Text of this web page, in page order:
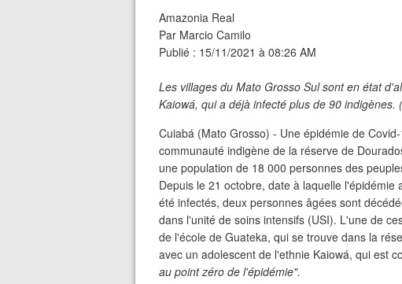
Amazonia Real
Par Marcio Camilo
Publié : 15/11/2021 à 08:26 AM
Les villages du Mato Grosso Sul sont en état
Kaiowá, qui a déjà infecté plus de 90 indigènes.
Cuiabá (Mato Grosso) - Une épidémie de
communauté indigène de la réserve de
une population de 18 000 personnes des
Depuis le 21 octobre, date à laquelle
été infectés, deux personnes âgées sont
dans l'unité de soins intensifs (USI). L'une de
de l'école de Guateka, qui se trouve dans la
avec un adolescent de l'ethnie Kaiowá, qui est
au point zéro de l'épidémie".